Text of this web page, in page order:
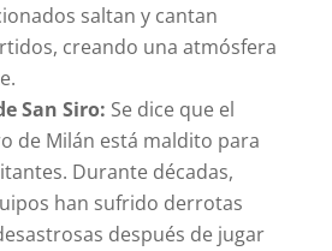
saltan y cantan
creando una atmósfera
San Siro: Se dice que el
de Milán está maldito para
Durante décadas,
han sufrido derrotas
después de jugar